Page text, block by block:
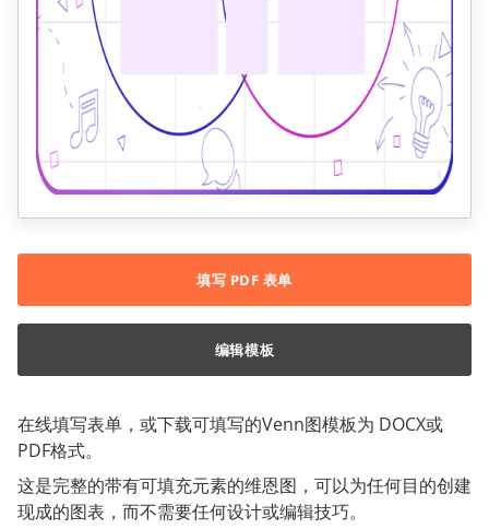
在线填写表单，或下载可填写的Venn图模板为 DOCX或
PDF格式。
这是完整的带有可填充元素的维恩图，可以为任何目的创建
现成的图表，而不需要任何设计或编辑技巧。
填写 PDF 表单
编辑模板